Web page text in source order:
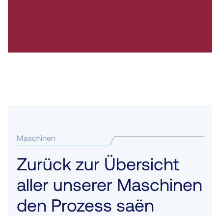
Maschinen
Zurück zur Übersicht
aller unserer Maschinen
den Prozess saën